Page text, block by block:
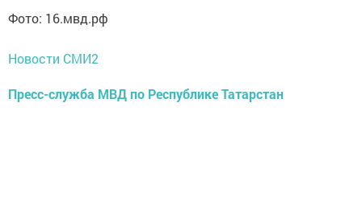
Фото: 16.мвд.рф
Новости СМИ2
Пресс-служба МВД по Республике Татарстан